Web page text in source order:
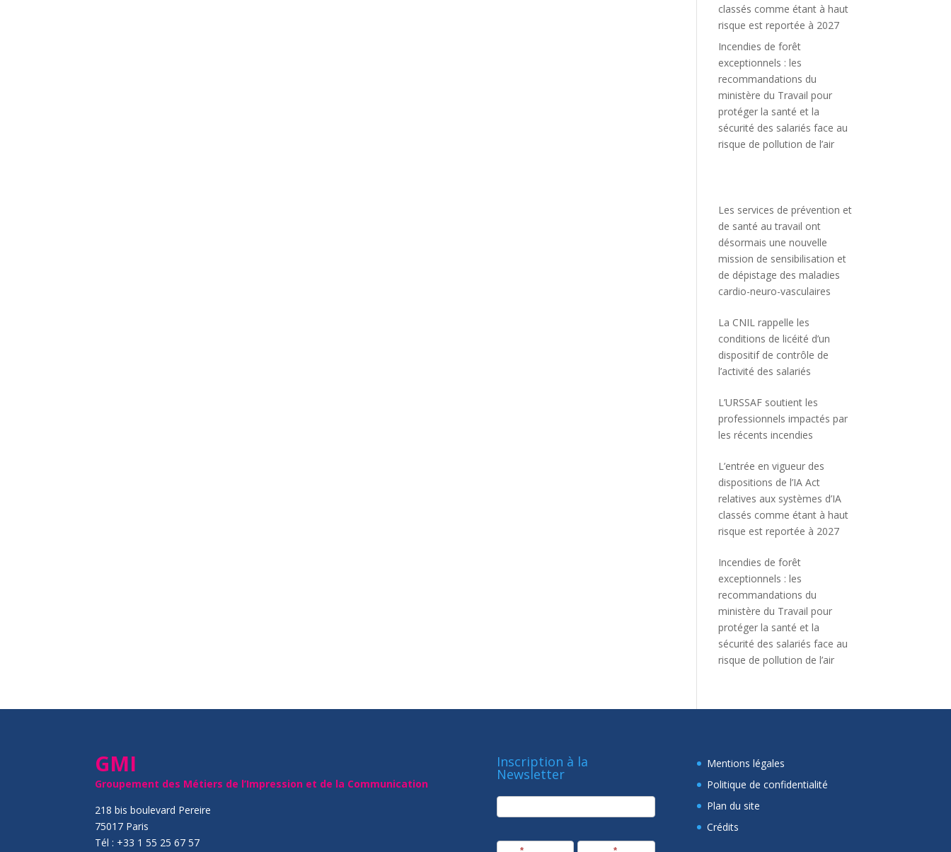
classés comme étant à haut
risque est reportée à 2027
Incendies de forêt
exceptionnels : les
recommandations du
ministère du Travail pour
protéger la santé et la
sécurité des salariés face au
risque de pollution de l’air
Les services de prévention et
de santé au travail ont
désormais une nouvelle
mission de sensibilisation et
de dépistage des maladies
cardio-neuro-vasculaires
La CNIL rappelle les
conditions de licéité d’un
dispositif de contrôle de
l’activité des salariés
L’URSSAF soutient les
professionnels impactés par
les récents incendies
L’entrée en vigueur des
dispositions de l’IA Act
relatives aux systèmes d’IA
classés comme étant à haut
risque est reportée à 2027
Incendies de forêt
exceptionnels : les
recommandations du
ministère du Travail pour
protéger la santé et la
sécurité des salariés face au
risque de pollution de l’air
GMI
Groupement des Métiers de l’Impression et de la Communication
218 bis boulevard Pereire
75017 Paris
Tél : +33 1 55 25 67 57
Inscription à la
Newsletter
newsletter
Mentions légales
Politique de confidentialité
Plan du site
Crédits